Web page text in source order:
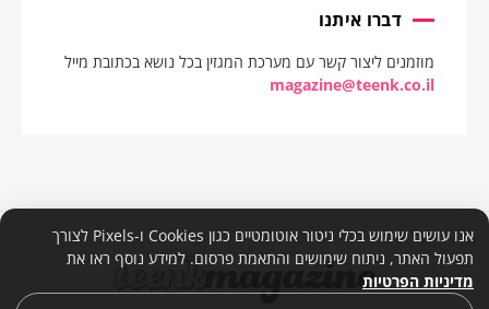
דברו איתנו
מוזמנים ליצור קשר עם מערכת המגזין בכל נושא בכתובת מייל
magazine@teenk.co.il
אנו עושים שימוש בכלי ניטור אוטומטיים כגון Cookies ו-Pixels לצורך
תפעול האתר, ניתוח שימושים והתאמת פרסום. למידע נוסף ראו את
מדיניות הפרטיות